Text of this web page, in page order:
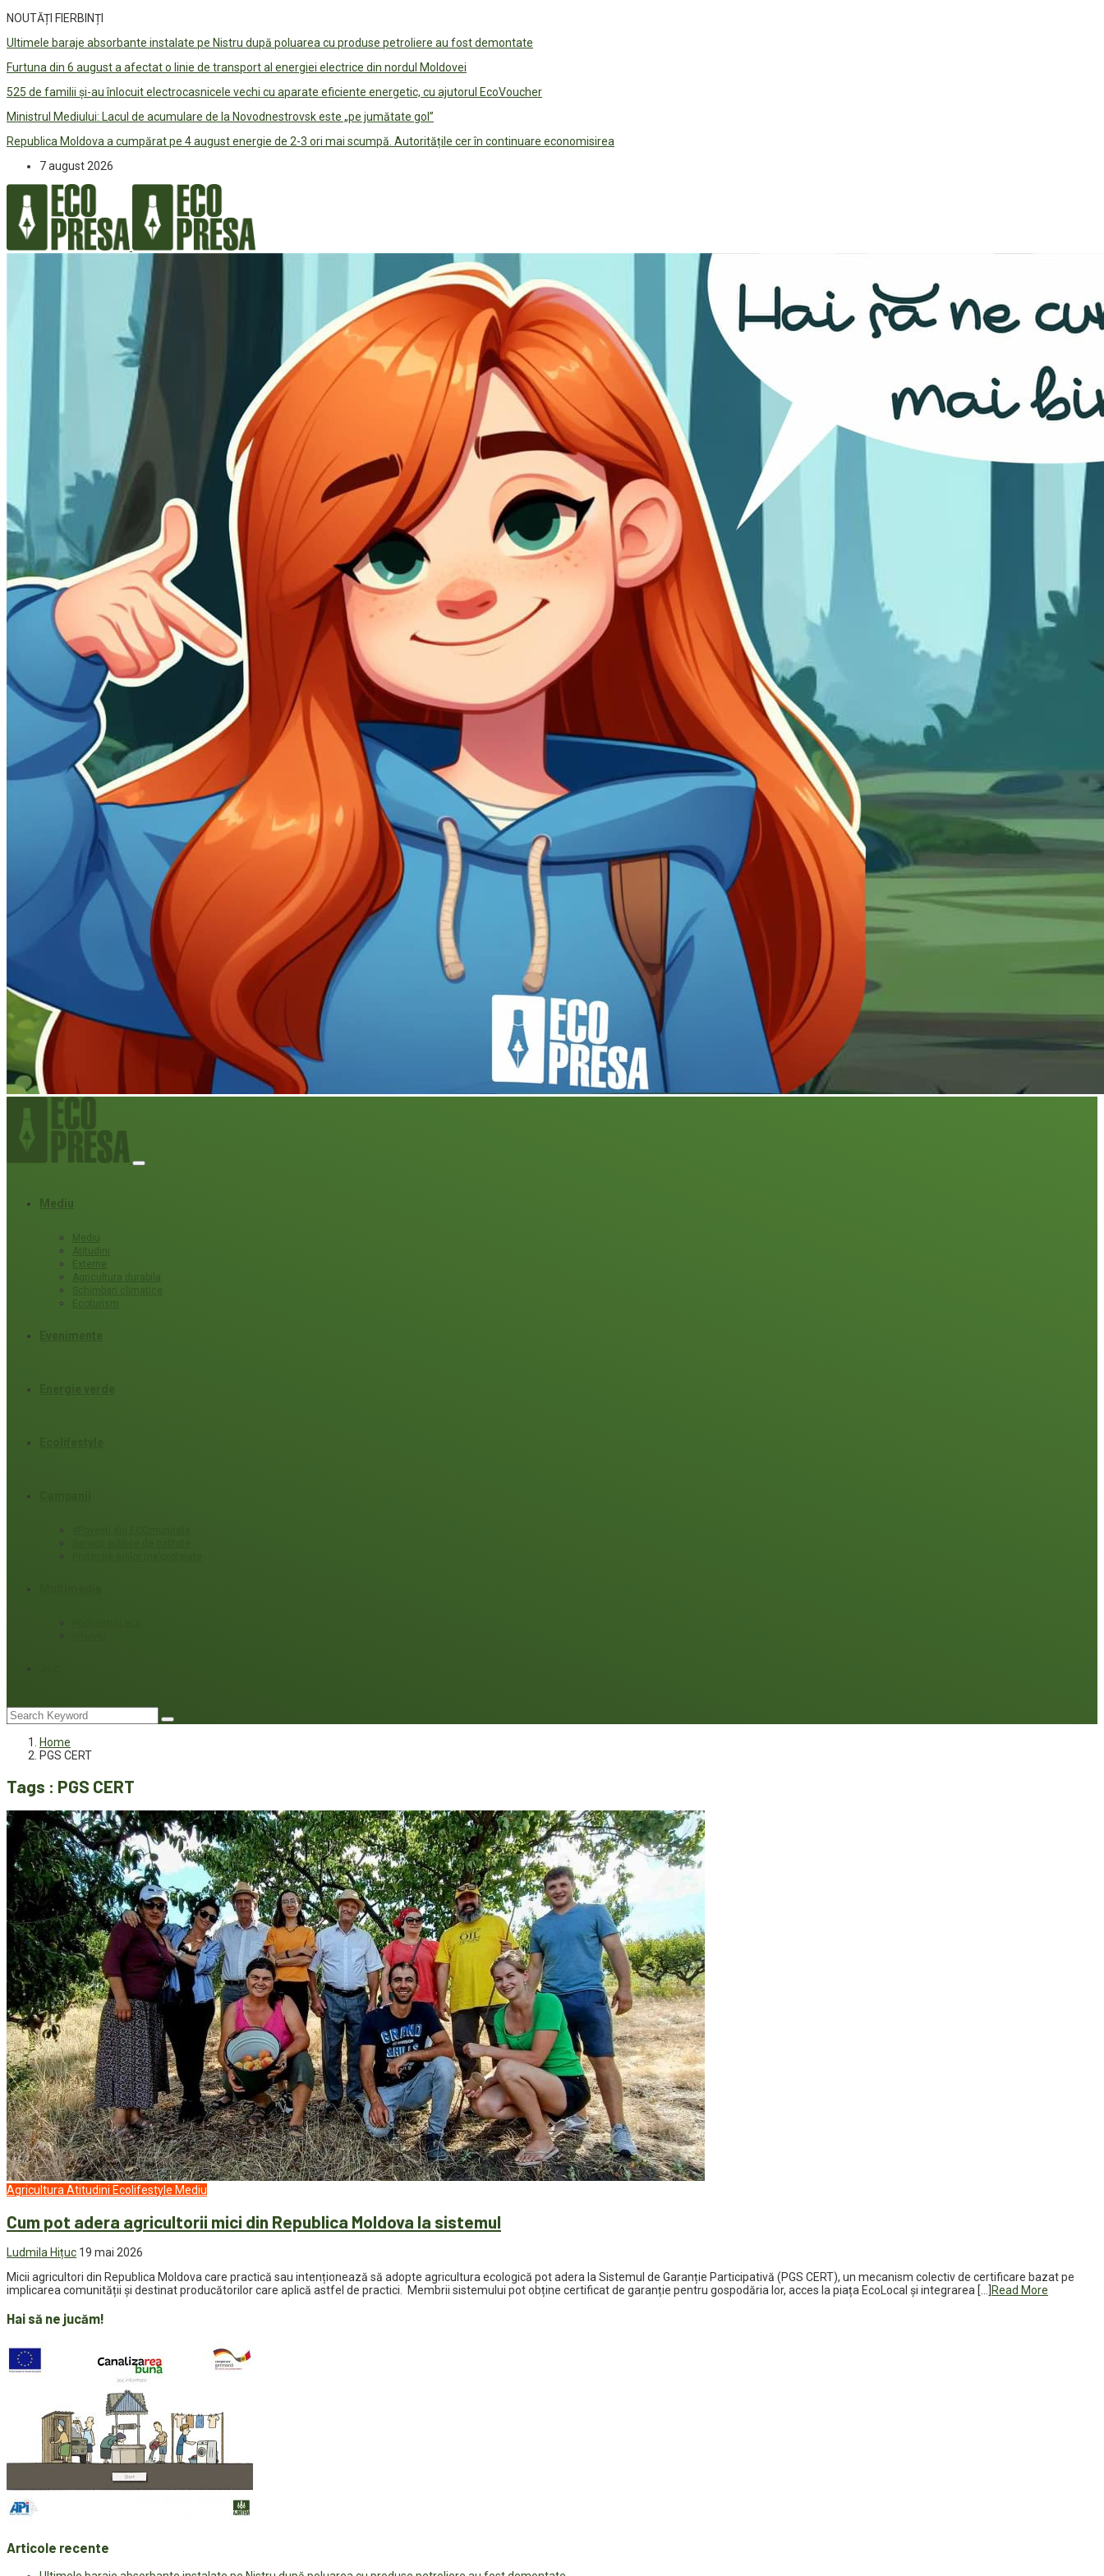
NOUTĂȚI FIERBINȚI
Ultimele baraje absorbante instalate pe Nistru după poluarea cu produse petroliere au fost demontate
Furtuna din 6 august a afectat o linie de transport al energiei electrice din nordul Moldovei
525 de familii și-au înlocuit electrocasnicele vechi cu aparate eficiente energetic, cu ajutorul EcoVoucher
Ministrul Mediului: Lacul de acumulare de la Novodnestrovsk este „pe jumătate gol”
Republica Moldova a cumpărat pe 4 august energie de 2-3 ori mai scumpă. Autoritățile cer în continuare economisirea
7 august 2026
Mediu
Mediu
Atitudini
Externe
Agricultura durabila
Schimbari climatice
Ecoturism
Home
PGS CERT
Tags : PGS CERT
AgriculturaAtitudini Ecolifestyle Mediu
Cum pot adera agricultorii mici din Republica Moldova la sistemul
Ludmila Hițuc 19 mai 2026
Micii agricultori din Republica Moldova care practică sau intenționează să adopte agricultura ecologică pot adera la Sistemul de Garanție Participativă (PGS CERT), un mecanism colectiv de certificare bazat pe
implicarea comunității și destinat producătorilor care aplică astfel de practici. Membrii sistemului pot obține certificat de garanție pentru gospodăria lor, acces la piața EcoLocal și integrarea […] Read More
Hai să ne jucăm!
Articole recente